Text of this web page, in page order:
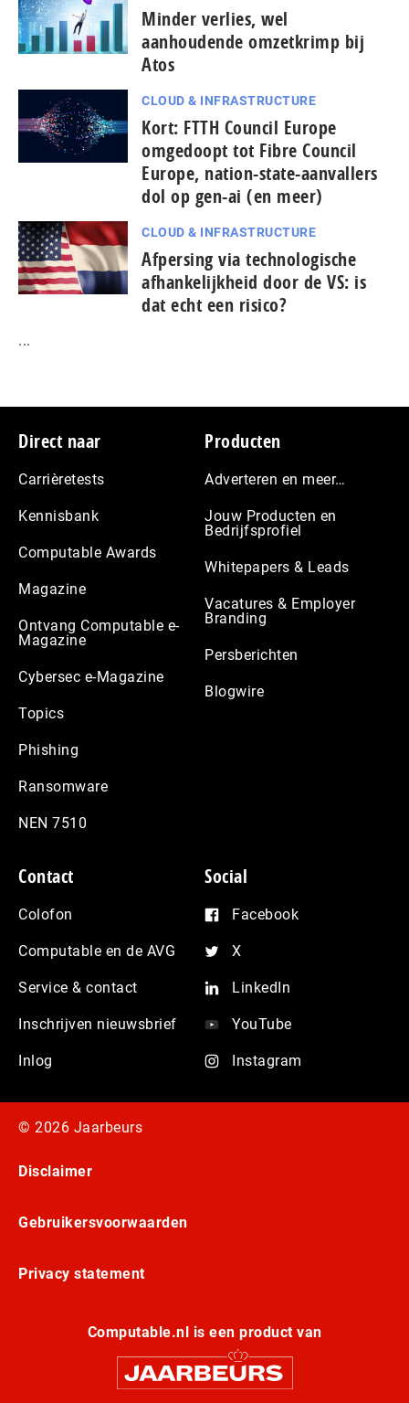
Minder verlies, wel
aanhoudende omzetkrimp bij
Atos
CLOUD & INFRASTRUCTURE
Kort: FTTH Council Europe
omgedoopt tot Fibre Council
Europe, nation-state-aanvallers
dol op gen-ai (en meer)
CLOUD & INFRASTRUCTURE
Afpersing via technologische
afhankelijkheid door de VS: is
dat echt een risico?
...
Footer
Direct naar
Carrièretests
Kennisbank
Computable Awards
Magazine
Ontvang Computable e-
Magazine
Cybersec e-Magazine
Topics
Phishing
Ransomware
NEN 7510
Producten
Adverteren en meer…
Jouw Producten en
Bedrijfsprofiel
Whitepapers & Leads
Vacatures & Employer
Branding
Persberichten
Blogwire
Contact
Colofon
Computable en de AVG
Service & contact
Inschrijven nieuwsbrief
Inlog
Social
Facebook
X
LinkedIn
YouTube
Instagram
© 2026 Jaarbeurs
Disclaimer
Gebruikersvoorwaarden
Privacy statement
Computable.nl is een product van